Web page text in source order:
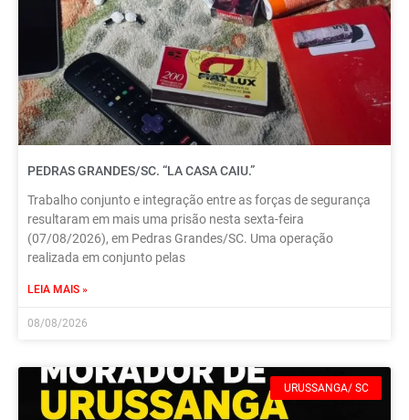
PEDRAS GRANDES/SC. “LA CASA CAIU.”
Trabalho conjunto e integração entre as forças de segurança
resultaram em mais uma prisão nesta sexta-feira
(07/08/2026), em Pedras Grandes/SC. Uma operação
realizada em conjunto pelas
LEIA MAIS »
08/08/2026
URUSSANGA/ SC